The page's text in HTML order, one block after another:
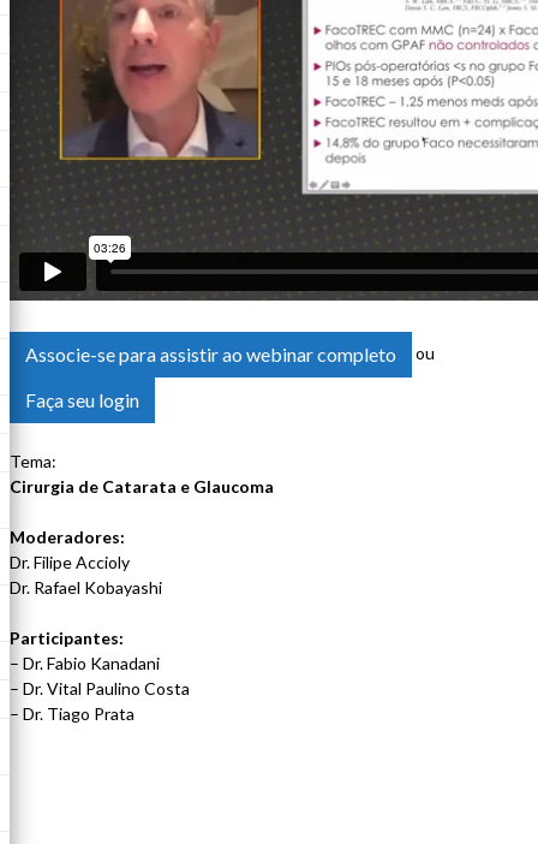
Associe-se para assistir ao webinar completo ou
Faça seu login
Tema:
Cirurgia de Catarata e Glaucoma
Moderadores:
Dr. Filipe Accioly
Dr. Rafael Kobayashi
Participantes:
– Dr. Fabio Kanadani
– Dr. Vital Paulino Costa
– Dr. Tiago Prata